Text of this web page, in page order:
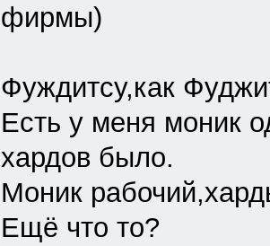
фирмы)
Фуждитсу,как
Есть у меня моник
хардов было.
Моник
Ещё что то?